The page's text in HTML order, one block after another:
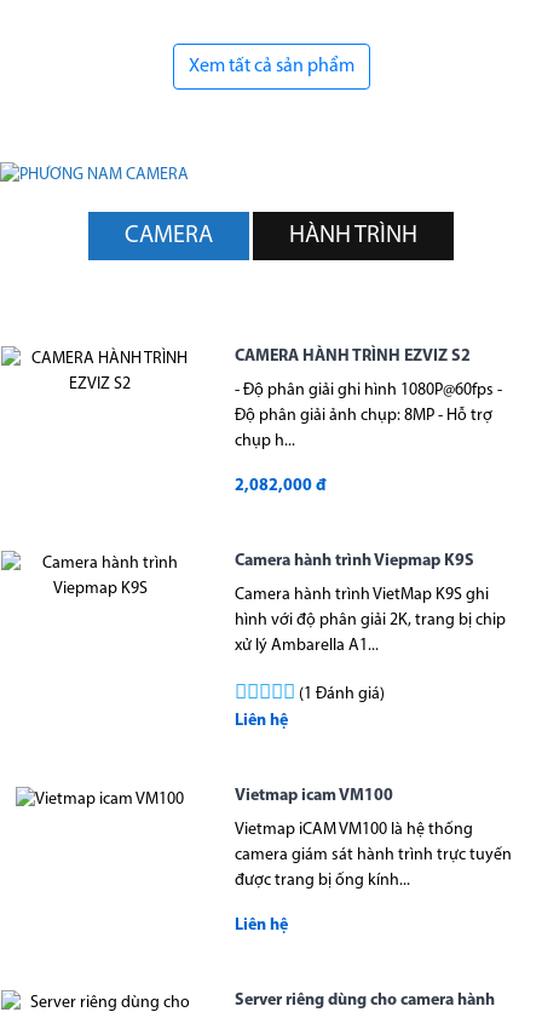
Xem tất cả sản phẩm
CAMERA HÀNH TRÌNH
CAMERA HÀNH TRÌNH EZVIZ S2
- Độ phân giải ghi hình 1080P@60fps -
Độ phân giải ảnh chụp: 8MP - Hỗ trợ
chụp h...
2,082,000 đ
Camera hành trình Viepmap K9S
Camera hành trình VietMap K9S ghi
hình với độ phân giải 2K, trang bị chip
xử lý Ambarella A1...
(1 Đánh giá)
Liên hệ
Vietmap icam VM100
Vietmap iCAM VM100 là hệ thống
camera giám sát hành trình trực tuyến
được trang bị ống kính...
Liên hệ
Server riêng dùng cho camera hành